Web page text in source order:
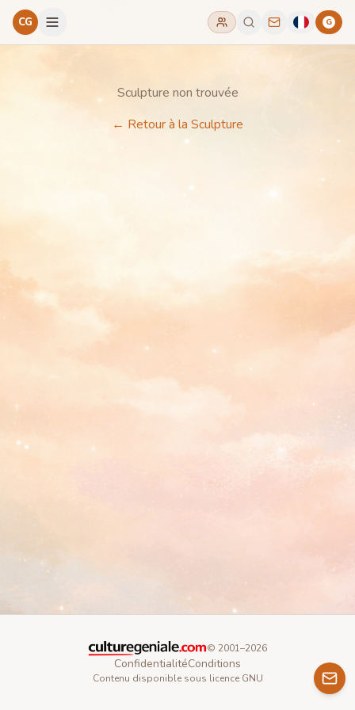
CG G
Sculpture non trouvée
← Retour à la Sculpture
© 2001–2026
ConfidentialitéConditions
Contenu disponible sous licence GNU